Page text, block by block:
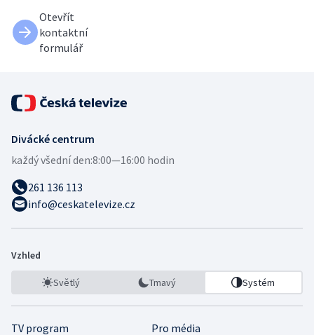
Otevřít
kontaktní
formulář
Divácké centrum
každý všední den:8:00—16:00 hodin
261 136 113
info@ceskatelevize.cz
Vzhled
Světlý Tmavý Systém
TV program
Pro média